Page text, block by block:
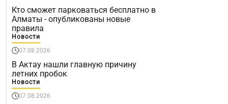
Кто сможет парковаться бесплатно в
Алматы - опубликованы новые
правила
Новости
07.08.2026
В Актау нашли главную причину
летних пробок
Новости
07.08.2026